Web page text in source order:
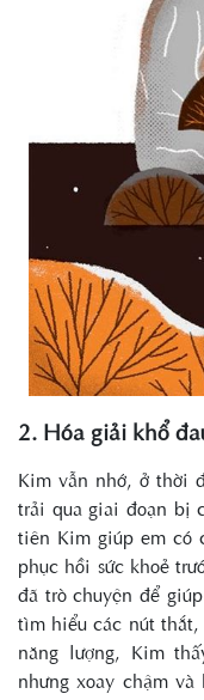
2. Hóa giải khổ
Kim vẫn nhớ, ở thời
trải qua giai đoạn bị
tiên Kim giúp em có
phục hồi sức khoẻ
đã trò chuyện để
tìm hiểu các nút
năng lượng, Kim
nhưng xoay chậm